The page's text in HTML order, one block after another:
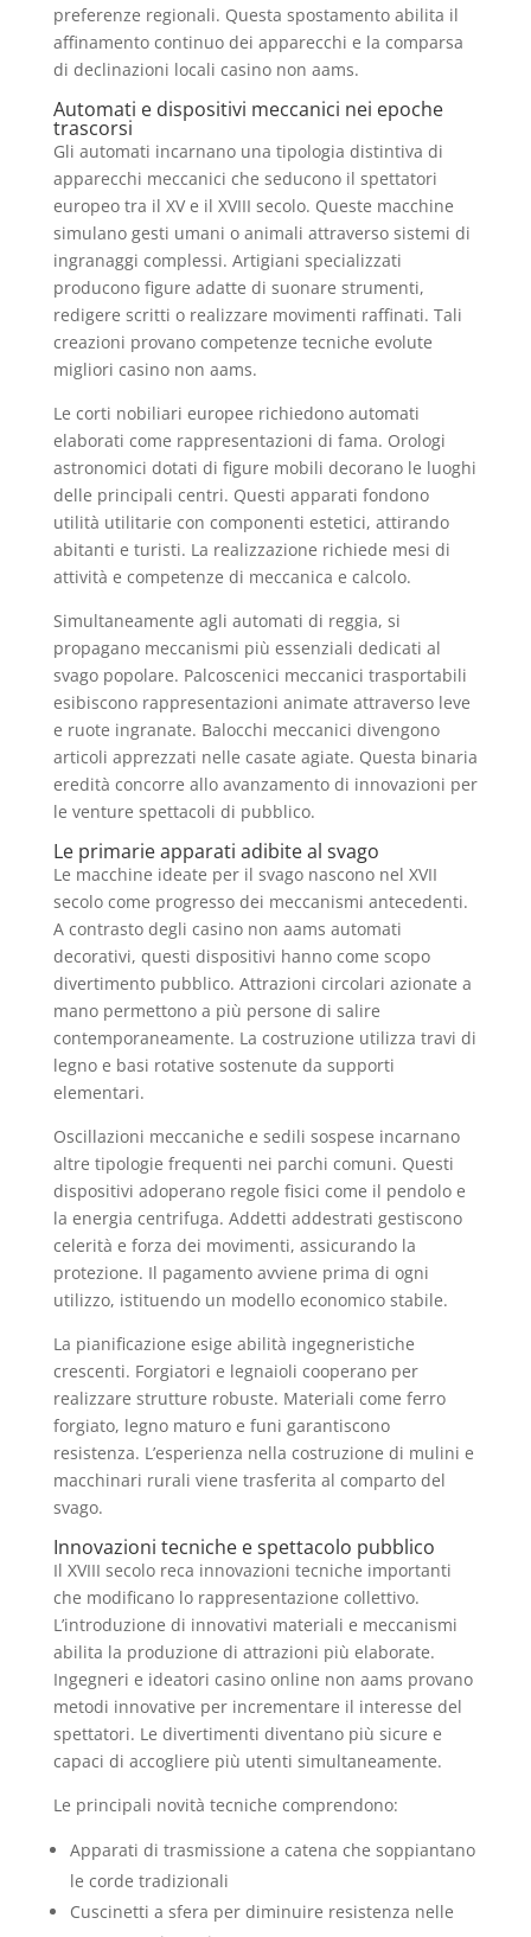
preferenze regionali. Questa spostamento abilita il
affinamento continuo dei apparecchi e la comparsa
di declinazioni locali casino non aams.
Automati e dispositivi meccanici nei epoche
trascorsi
Gli automati incarnano una tipologia distintiva di
apparecchi meccanici che seducono il spettatori
europeo tra il XV e il XVIII secolo. Queste macchine
simulano gesti umani o animali attraverso sistemi di
ingranaggi complessi. Artigiani specializzati
producono figure adatte di suonare strumenti,
redigere scritti o realizzare movimenti raffinati. Tali
creazioni provano competenze tecniche evolute
migliori casino non aams.
Le corti nobiliari europee richiedono automati
elaborati come rappresentazioni di fama. Orologi
astronomici dotati di figure mobili decorano le luoghi
delle principali centri. Questi apparati fondono
utilità utilitarie con componenti estetici, attirando
abitanti e turisti. La realizzazione richiede mesi di
attività e competenze di meccanica e calcolo.
Simultaneamente agli automati di reggia, si
propagano meccanismi più essenziali dedicati al
svago popolare. Palcoscenici meccanici trasportabili
esibiscono rappresentazioni animate attraverso leve
e ruote ingranate. Balocchi meccanici divengono
articoli apprezzati nelle casate agiate. Questa binaria
eredità concorre allo avanzamento di innovazioni per
le venture spettacoli di pubblico.
Le primarie apparati adibite al svago
Le macchine ideate per il svago nascono nel XVII
secolo come progresso dei meccanismi antecedenti.
A contrasto degli casino non aams automati
decorativi, questi dispositivi hanno come scopo
divertimento pubblico. Attrazioni circolari azionate a
mano permettono a più persone di salire
contemporaneamente. La costruzione utilizza travi di
legno e basi rotative sostenute da supporti
elementari.
Oscillazioni meccaniche e sedili sospese incarnano
altre tipologie frequenti nei parchi comuni. Questi
dispositivi adoperano regole fisici come il pendolo e
la energia centrifuga. Addetti addestrati gestiscono
celerità e forza dei movimenti, assicurando la
protezione. Il pagamento avviene prima di ogni
utilizzo, istituendo un modello economico stabile.
La pianificazione esige abilità ingegneristiche
crescenti. Forgiatori e legnaioli cooperano per
realizzare strutture robuste. Materiali come ferro
forgiato, legno maturo e funi garantiscono
resistenza. L’esperienza nella costruzione di mulini e
macchinari rurali viene trasferita al comparto del
svago.
Innovazioni tecniche e spettacolo pubblico
Il XVIII secolo reca innovazioni tecniche importanti
che modificano lo rappresentazione collettivo.
L’introduzione di innovativi materiali e meccanismi
abilita la produzione di attrazioni più elaborate.
Ingegneri e ideatori casino online non aams provano
metodi innovative per incrementare il interesse del
spettatori. Le divertimenti diventano più sicure e
capaci di accogliere più utenti simultaneamente.
Le principali novità tecniche comprendono:
Apparati di trasmissione a catena che soppiantano
le corde tradizionali
Cuscinetti a sfera per diminuire resistenza nelle